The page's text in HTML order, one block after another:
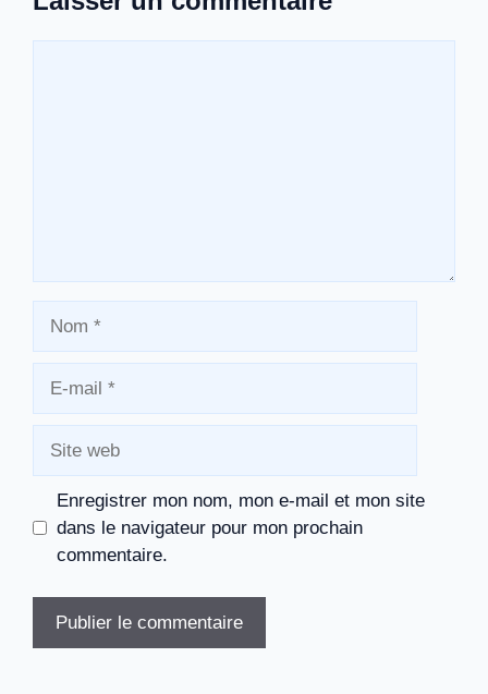
Enregistrer mon nom, mon e-mail et mon site
dans le navigateur pour mon prochain
commentaire.